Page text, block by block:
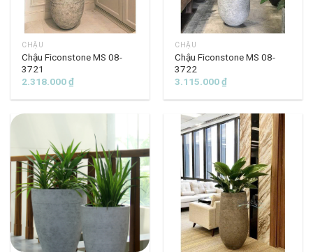
CHẬU
Chậu Ficonstone MS 08-
3721
2.318.000₫
CHẬU
Chậu Ficonstone MS 08-
3722
3.115.000₫